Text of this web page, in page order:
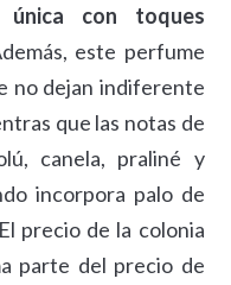
única con toques
este perfume
no dejan indiferente
que las notas de
canela, praliné y
incorpora palo de
precio de la colonia
parte del precio de